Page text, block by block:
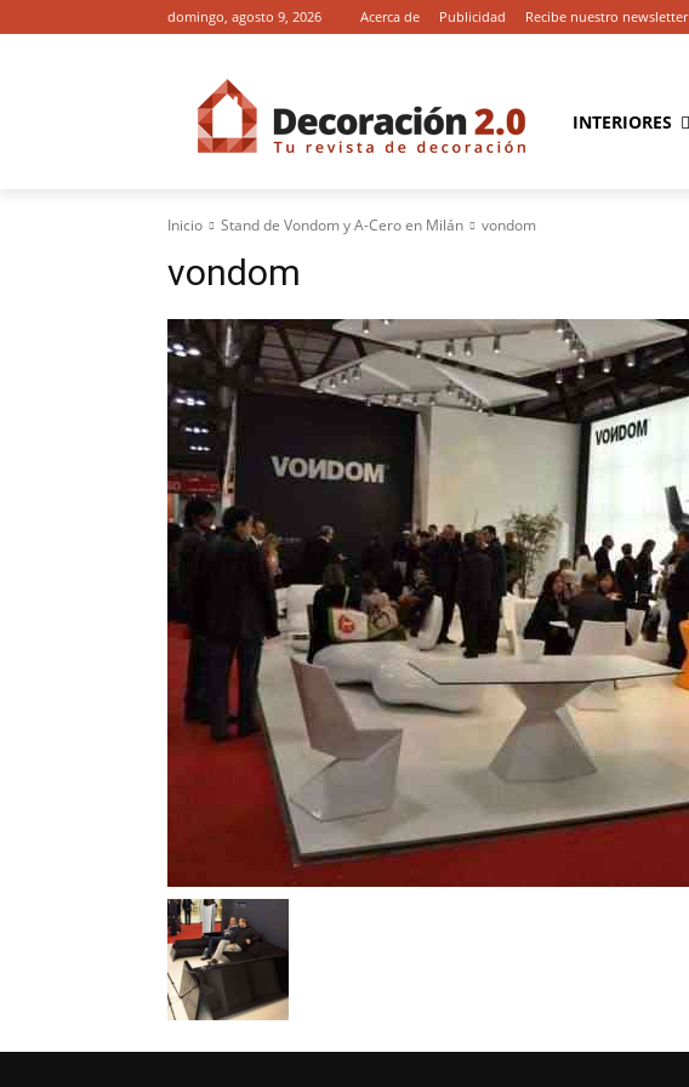
domingo, agosto 9, 2026 Acerca de Publicidad Recibe nuestro newsletter
INTERIORES
Inicio Stand de Vondom y A-Cero en Milán vondom
vondom